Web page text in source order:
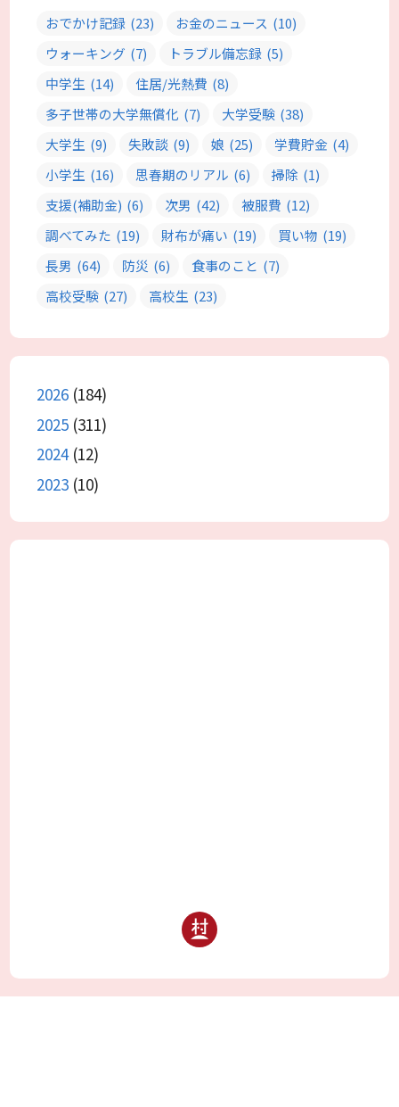
おでかけ記録 (23) お金のニュース (10)
ウォーキング (7) トラブル備忘録 (5)
中学生 (14) 住居/光熱費 (8)
多子世帯の大学無償化 (7) 大学受験 (38)
大学生 (9) 失敗談 (9) 娘 (25) 学費貯金 (4)
小学生 (16) 思春期のリアル (6) 掃除 (1)
支援(補助金) (6) 次男 (42) 被服費 (12)
調べてみた (19) 財布が痛い (19) 買い物 (19)
長男 (64) 防災 (6) 食事のこと (7)
高校受験 (27) 高校生 (23)
2026 (184)
2025 (311)
2024(12)
2023 (10)